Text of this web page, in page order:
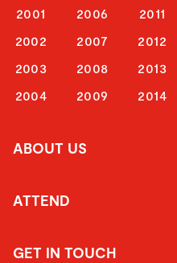
2001
2002
2003
2004
2006
2007
2008
2009
2011
2012
2013
2014
ABOUT US
ATTEND
GET IN TOUCH